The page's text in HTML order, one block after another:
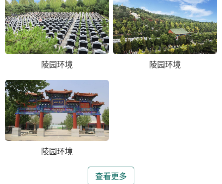
陵园环境 陵园环境
陵园环境
查看更多